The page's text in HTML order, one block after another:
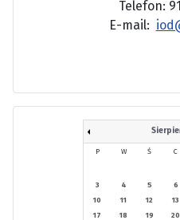
Telefon:
E-mail:
P W Ś C
3
4 5 6
10
11 12 13
17
18 19 20